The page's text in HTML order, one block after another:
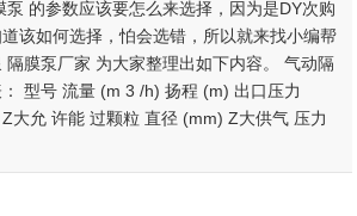
泵 的参数应该要怎么来选择，因为是DY次购
该如何选择，怕会选错，所以就来找小编帮
隔膜泵厂家 为大家整理出如下内容。 气动隔
型号 流量 (m 3 /h) 扬程 (m) 出口压力
大允 许能 过颗粒 直径 (mm) Z大供气 压力